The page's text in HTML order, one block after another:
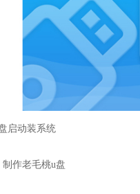
启动装系统
制作老毛桃u盘